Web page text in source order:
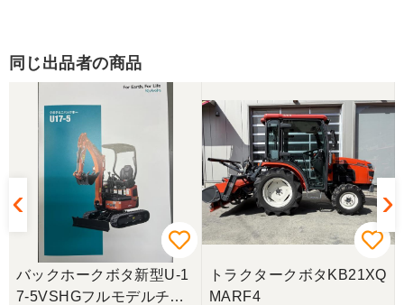
同じ出品者の商品
バックホークボタ新型U-1
7-5VSHGフルモデルチェ
トラクタークボタKB21XQ
MARF4